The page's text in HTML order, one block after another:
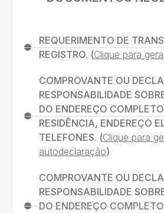
REQUERIMENTO DE
REGISTRO. (Clique para
COMPROVANTE OU
RESPONSABILIDADE
DO ENDEREÇO
RESIDÊNCIA, ENDEREÇO
TELEFONES. (Clique para
autodeclaração)
COMPROVANTE OU
RESPONSABILIDADE
DO ENDEREÇO